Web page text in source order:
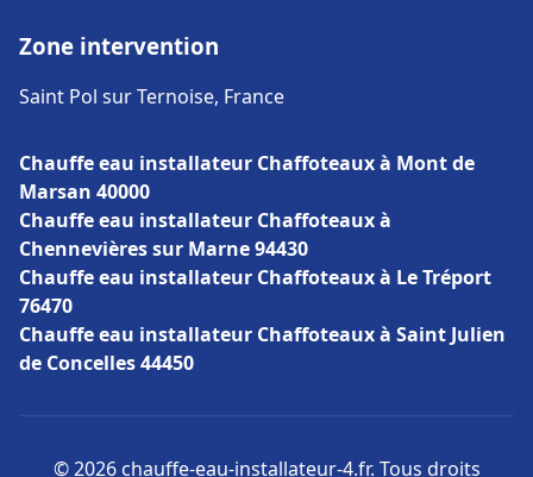
Zone intervention
Saint Pol sur Ternoise, France
Chauffe eau installateur Chaffoteaux à Mont de
Marsan 40000
Chauffe eau installateur Chaffoteaux à
Chennevières sur Marne 94430
Chauffe eau installateur Chaffoteaux à Le Tréport
76470
Chauffe eau installateur Chaffoteaux à Saint Julien
de Concelles 44450
© 2026 chauffe-eau-installateur-4.fr. Tous droits